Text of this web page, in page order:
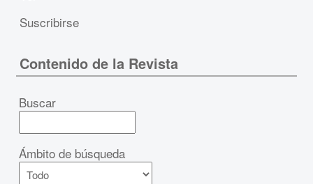
Suscribirse
Contenido de la Revista
Buscar
Ámbito de búsqueda